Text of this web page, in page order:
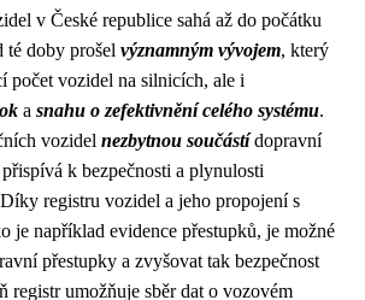
v České republice sahá až do počátku
té doby prošel významným vývojem, který
počet vozidel na silnicích, ale i
a snahu o zefektivnění celého systému.
vozidel nezbytnou součástídopravní
k bezpečnosti a plynulosti
registru vozidel a jeho propojení s
je například evidence přestupků, je možné
přestupky a zvyšovat tak bezpečnost
registr umožňuje sběr dat o vozovém